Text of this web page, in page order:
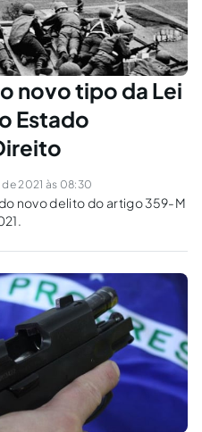
novo tipo da Lei
Estado
2021 às 08:30
novo delito do artigo 359-M